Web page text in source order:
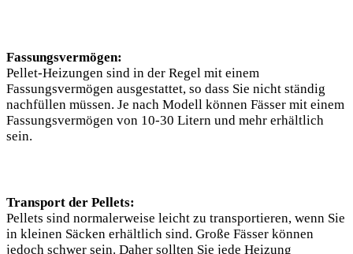
Fassungsvermögen:
Pellet-Heizungen sind in der Regel mit einem
Fassungsvermögen ausgestattet, so dass Sie nicht ständig
nachfüllen müssen. Je nach Modell können Fässer mit einem
Fassungsvermögen von 10-30 Litern und mehr erhältlich
sein.
Transport der Pellets:
Pellets sind normalerweise leicht zu transportieren, wenn Sie
in kleinen Säcken erhältlich sind. Große Fässer können
jedoch schwer sein. Daher sollten Sie jede Heizung